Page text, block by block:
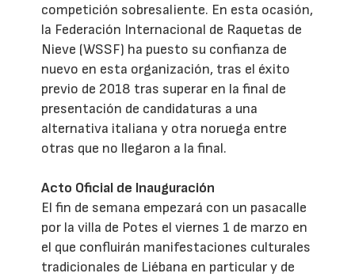
competición sobresaliente. En esta ocasión,
la Federación Internacional de Raquetas de
Nieve (WSSF) ha puesto su confianza de
nuevo en esta organización, tras el éxito
previo de 2018 tras superar en la final de
presentación de candidaturas a una
alternativa italiana y otra noruega entre
otras que no llegaron a la final.
Acto Oficial de Inauguración
El fin de semana empezará con un pasacalle
por la villa de Potes el viernes 1 de marzo en
el que confluirán manifestaciones culturales
tradicionales de Liébana en particular y de